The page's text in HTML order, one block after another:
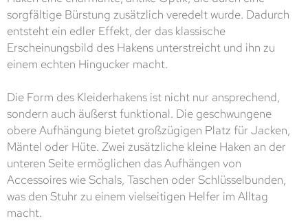
sorgfältige Bürstung zusätzlich veredelt wurde. Dadurch
entsteht ein edler Effekt, der das klassische
Erscheinungsbild des Hakens unterstreicht und ihn zu
einem echten Hingucker macht.
Die Form des Kleiderhakens ist nicht nur ansprechend,
sondern auch äußerst funktional. Die geschwungene
obere Aufhängung bietet großzügigen Platz für Jacken,
Mäntel oder Hüte. Zwei zusätzliche kleine Haken an der
unteren Seite ermöglichen das Aufhängen von
Accessoires wie Schals, Taschen oder Schlüsselbunden,
was den Stuhr zu einem vielseitigen Helfer im Alltag
macht.